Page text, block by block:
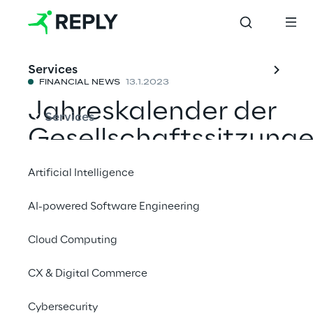
Services
Services
Artificial Intelligence
AI-powered Software Engineering
Cloud Computing
CX & Digital Commerce
Cybersecurity
FINANCIAL NEWS 13.1.2023
Jahreskalender der
2023
13. Januar 2023